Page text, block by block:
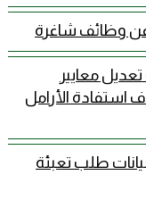
معايير
استفادة الأرامل
طلب تعبئة